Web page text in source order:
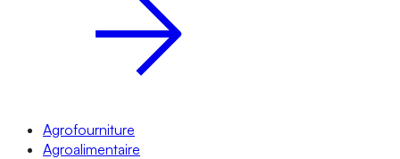
Agrofourniture
Agroalimentaire